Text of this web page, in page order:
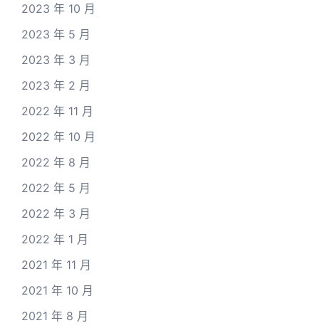
2023 年 10 月
2023 年 5 月
2023 年 3 月
2023 年 2 月
2022 年 11 月
2022 年 10 月
2022 年 8 月
2022 年 5 月
2022 年 3 月
2022 年 1 月
2021 年 11 月
2021 年 10 月
2021 年 8 月